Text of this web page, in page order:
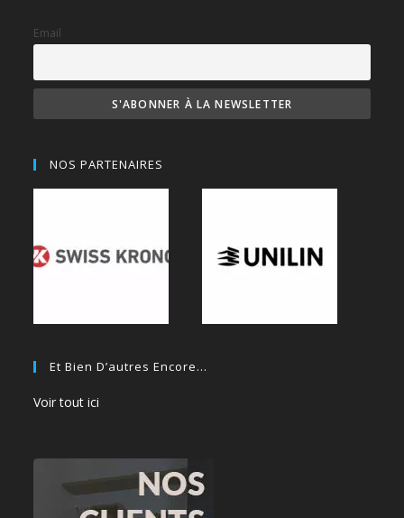
Email
NOS PARTENAIRES
Et Bien D’autres Encore…
Voir tout ici